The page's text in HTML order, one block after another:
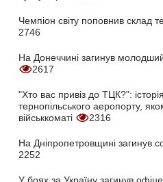
Чемпіон світу поповнив склад
2746
На Донеччині загинув
2617
"Хто вас привіз до ТЦК?":
тернопільського аеропорту,
військкоматі
2316
На Дніпропетровщині загинув
2252